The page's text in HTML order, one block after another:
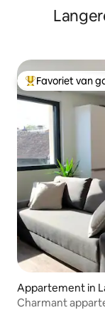
Topfavoriet van
Favoriet van
Appartement in
Charmant